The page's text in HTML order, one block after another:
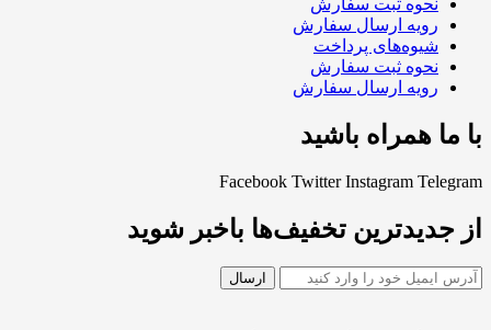
نحوه ثبت سفارش
رویه ارسال سفارش
شیوه‌های پرداخت
نحوه ثبت سفارش
رویه ارسال سفارش
با ما همراه باشید
Facebook Twitter Instagram Telegram
از جدیدترین تخفیف‌ها باخبر شوید